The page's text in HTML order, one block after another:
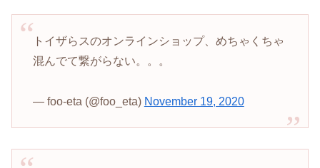
トイザらスのオンラインショップ、めちゃくちゃ
混んでて繋がらない。。。
— foo-eta (@foo_eta) November 19, 2020